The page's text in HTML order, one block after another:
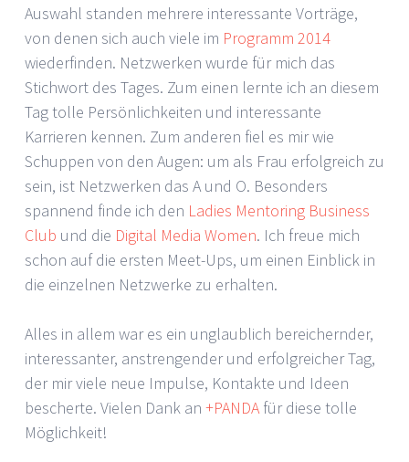
Auswahl standen mehrere interessante Vorträge,
von denen sich auch viele im Programm 2014
wiederfinden. Netzwerken wurde für mich das
Stichwort des Tages. Zum einen lernte ich an diesem
Tag tolle Persönlichkeiten und interessante
Karrieren kennen. Zum anderen fiel es mir wie
Schuppen von den Augen: um als Frau erfolgreich zu
sein, ist Netzwerken das A und O. Besonders
spannend finde ich den Ladies Mentoring Business
Club und die Digital Media Women. Ich freue mich
schon auf die ersten Meet-Ups, um einen Einblick in
die einzelnen Netzwerke zu erhalten.
Alles in allem war es ein unglaublich bereichernder,
interessanter, anstrengender und erfolgreicher Tag,
der mir viele neue Impulse, Kontakte und Ideen
bescherte. Vielen Dank an +PANDA für diese tolle
Möglichkeit!